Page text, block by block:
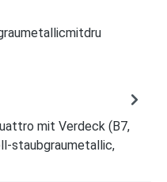
mit Verdeck (B7,
staubgraumetallic,